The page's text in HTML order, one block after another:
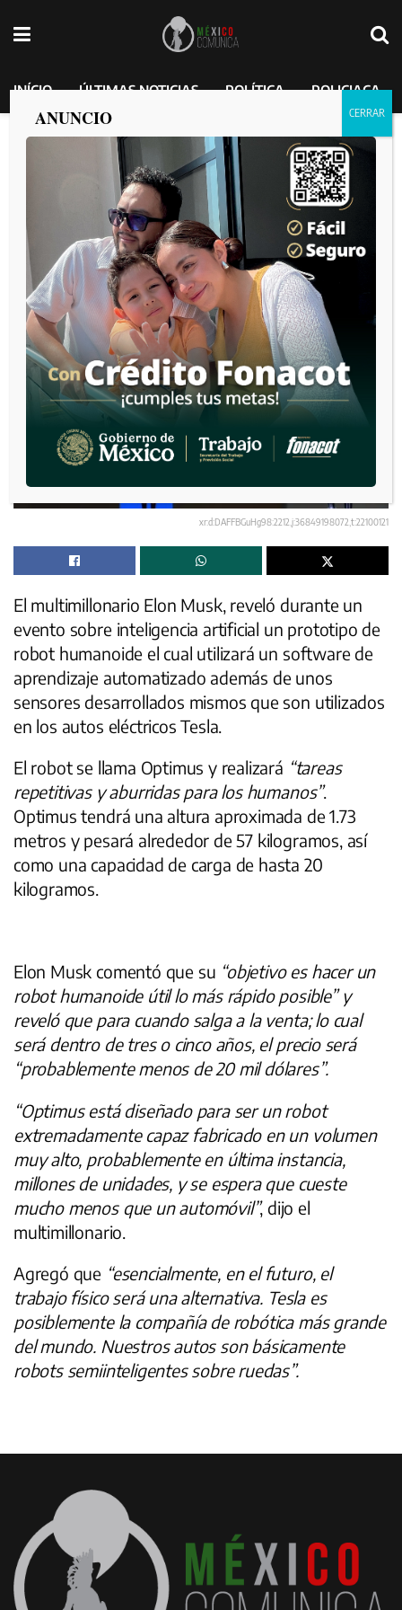
INÍCIO ÚLTIMAS NOTICIAS POLÍTICA POLICIACA
“El trabajo físico será una alternativa”:
Elon Musk presenta a Optimus, el robot
humanoide de Tesla.
The best way to pay for a lovely moment is to enjoy it.
porMéxico Comunica 2024-11-02
xr:d:DAFFBGuHg98:2212,j:36849198072,t:22100121
El multimillonario Elon Musk, reveló durante un
evento sobre inteligencia artificial un prototipo de
robot humanoide el cual utilizará un software de
aprendizaje automatizado además de unos
sensores desarrollados mismos que son utilizados
en los autos eléctricos Tesla.
El robot se llama Optimus y realizará “tareas
repetitivas y aburridas para los humanos”.
Optimus tendrá una altura aproximada de 1.73
metros y pesará alrededor de 57 kilogramos, así
como una capacidad de carga de hasta 20
kilogramos.
Elon Musk comentó que su “objetivo es hacer un
robot humanoide útil lo más rápido posible” y
reveló que para cuando salga a la venta; lo cual
será dentro de tres o cinco años, el precio será
“probablemente menos de 20 mil dólares”.
“Optimus está diseñado para ser un robot
extremadamente capaz fabricado en un volumen
muy alto, probablemente en última instancia,
millones de unidades, y se espera que cueste
mucho menos que un automóvil”, dijo el
multimillonario.
Agregó que “esencialmente, en el futuro, el
trabajo físico será una alternativa. Tesla es
posiblemente la compañía de robótica más grande
del mundo. Nuestros autos son básicamente
robots semiinteligentes sobre ruedas”.
ANUNCIO